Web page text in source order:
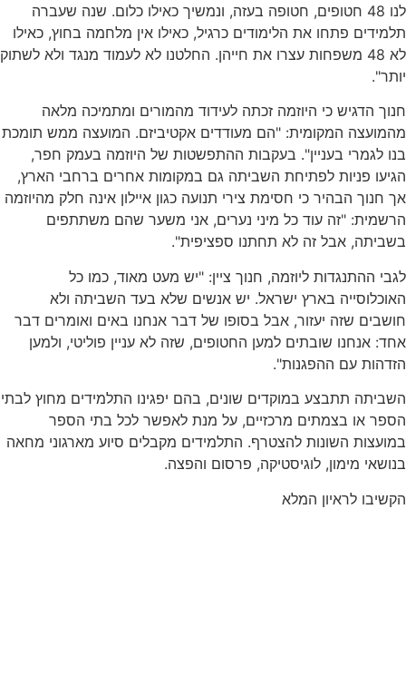
לנו 48 חטופים, חטופה בעזה, ונמשיך כאילו כלום. שנה שעברה
תלמידים פתחו את הלימודים כרגיל, כאילו אין מלחמה בחוץ, כאילו
לא 48 משפחות עצרו את חייהן. החלטנו לא לעמוד מנגד ולא לשתוק
יותר".
חנוך הדגיש כי היוזמה זכתה לעידוד מהמורים ומתמיכה מלאה
מהמועצה המקומית: "הם מעודדים אקטיביזם. המועצה ממש תומכת
בנו לגמרי בעניין". בעקבות ההתפשטות של היוזמה בעמק חפר,
הגיעו פניות לפתיחת השביתה גם במקומות אחרים ברחבי הארץ,
אך חנוך הבהיר כי חסימת צירי תנועה כגון איילון אינה חלק מהיוזמה
הרשמית: "זה עוד כל מיני נערים, אני משער שהם משתתפים
בשביתה, אבל זה לא תחתנו ספציפית".
לגבי ההתנגדות ליוזמה, חנוך ציין: "יש מעט מאוד, כמו כל
האוכלוסייה בארץ ישראל. יש אנשים שלא בעד השביתה ולא
חושבים שזה יעזור, אבל בסופו של דבר אנחנו באים ואומרים דבר
אחד: אנחנו שובתים למען החטופים, שזה לא עניין פוליטי, ולמען
הזדהות עם ההפגנות".
השביתה תתבצע במוקדים שונים, בהם יפגינו התלמידים מחוץ לבתי
הספר או בצמתים מרכזיים, על מנת לאפשר לכל בתי הספר
במועצות השונות להצטרף. התלמידים מקבלים סיוע מארגוני מחאה
בנושאי מימון, לוגיסטיקה, פרסום והפצה.
הקשיבו לראיון המלא